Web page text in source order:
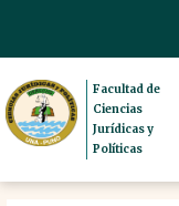
Facultad de
Ciencias
Jurídicas y
Políticas